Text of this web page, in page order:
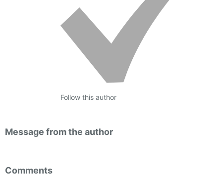
Follow this author
Message from the author
Comments